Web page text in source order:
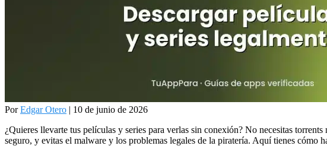
PorEdgar Otero | 10 de junio de 2026
¿Quieres llevarte tus películas y series para verlas sin conexión? No necesitas
seguro, y evitas el malware y los problemas legales de la piratería. Aquí tienes cómo